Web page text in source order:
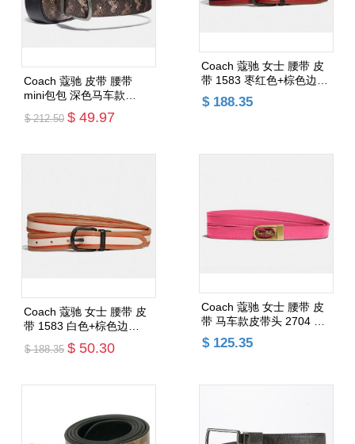
Coach 蔻驰 皮带 腰带
mini包包 深色马车款
89485 (XS-XL码)含纸盒费
用 一箱只能放一件
$ 212.50 $ 49.97
Coach 蔻驰 女士 腰带 皮
带 1583 枣红色+棕色边
25mm宽 --XS-XL码 （含
纸盒费用 一箱只能放一
$ 188.35
Coach 蔻驰 女士 腰带 皮
带 1583 白色+棕色边
25mm宽 --XS-XL码 （含
纸盒费用 一箱只能放1
$ 188.35 $ 50.30
Coach 蔻驰 女士 腰带 皮
带 马车款皮带头 2704 玫
红色 15mm宽 --S-L码
（含纸盒费用 一箱只能放
$ 125.35